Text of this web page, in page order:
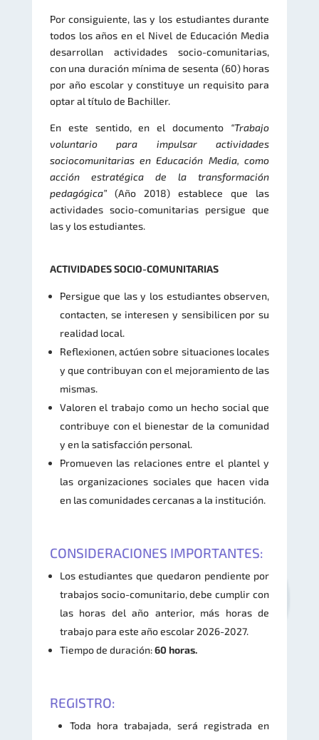
Por consiguiente, las y los estudiantes durante
todos los años en el Nivel de Educación Media
desarrollan actividades socio-comunitarias,
con una duración mínima de sesenta (60) horas
por año escolar y constituye un requisito para
optar al título de Bachiller.
En este sentido, en el documento “Trabajo
voluntario para impulsar actividades
sociocomunitariasen Educación Media, como
acción estratégica de la transformación
pedagógica” (Año 2018) establece que las
actividades socio-comunitarias persigue que
las y los estudiantes.
ACTIVIDADES SOCIO-COMUNITARIAS
Persigue que las y los estudiantes observen,
contacten, se interesen y sensibilicen por su
realidad local.
Reflexionen, actúen sobre situaciones locales
y que contribuyan con el mejoramiento de las
mismas.
Valoren el trabajo como un hecho social que
contribuye con el bienestar de la comunidad
y en la satisfacción personal.
Promueven las relaciones entre el plantel y
las organizaciones sociales que hacen vida
en las comunidades cercanas a la institución.
CONSIDERACIONES IMPORTANTES:
Los estudiantes que quedaron pendiente por
trabajos socio-comunitario, debe cumplir con
las horas del año anterior, más horas de
trabajo para este año escolar 2026-2027.
Tiempo de duración:60 horas.
REGISTRO:
Toda hora trabajada, será registrada en